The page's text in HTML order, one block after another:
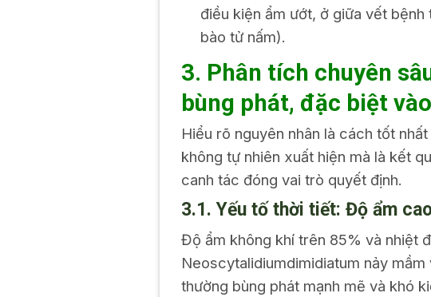
điều kiện ẩm ướt, ở giữa vết
bào tử nấm).
3. Phân tích chuyên
bùng phát, đặc biệt
Hiểu rõ nguyên nhân là cách tốt
không tự nhiên xuất hiện mà là kết
canh tác đóng vai trò quyết định.
3.1. Yếu tố thời tiết: Độ ẩm
Độ ẩm không khí trên 85% và nhiệt
Neoscytalidiumdimidiatum nảy mầm
thường bùng phát mạnh mẽ và khó